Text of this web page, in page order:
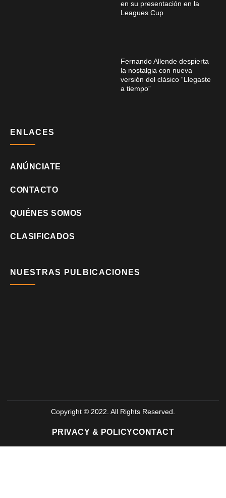
en su presentación en la
Leagues Cup
Fernando Allende despierta
la nostalgia con nueva
versión del clásico “Llegaste
a tiempo”
ENLACES
ANÚNCIATE
CONTACTO
QUIÉNES SOMOS
CLASIFICADOS
NUESTRAS PULBICACIONES
Copyright © 2022. All Rights Reserved.
PRIVACY & POLICYCONTACT